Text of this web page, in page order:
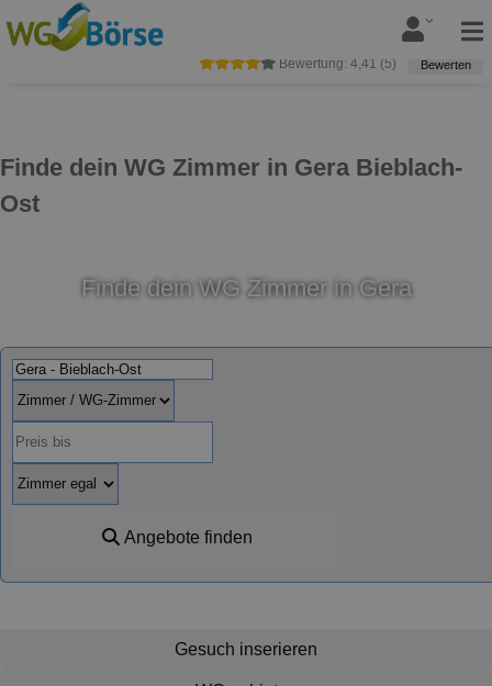
Finde dein WG Zimmer in Gera Bieblach-
Ost
Bewertung: 4,41 (5) Bewerten
Finde dein WG Zimmer in Gera
Angebote finden
Gesuch inserieren